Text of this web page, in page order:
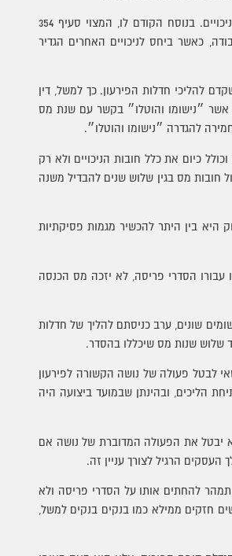
דוגמא בולטת למדיניות זו באה לידי ביטוי בסעיף 234(א)(2) לחוק החדש אשר דן במעמדם של חובות ניכויים. בנוסח הקודם לו, המצוי סעיף 354
כאשר ביחס לניכויים האחרים הגדיר
להליכי חדלות הפירעון. כך למשל, דין
אשר ״נישומו והוטלו״ בקשר עם שנת מס
להגדרה ״נישומו והוטלו״.
כיום את כלל חובות הניכויים ולא רק
חובות מס בגין שלוש שנים להבדיל משנה
היא בין היתר להכשיר מגמות פסיקתיות
עבורו הסדרי פריסה, לא יזכה מס הכנסה
שונים, ערב כניסתם להליך של חדלות
שלוש שנות מס שיכללו בהסדר.
המשפט רשאי לבטל פעולה של נושה הקשורה לפירעון
הליכים, ובהינתן שבמועד ביצועה היה
יבטל את הפעולה המדוברת של נושה אם
הרגיל לצורך עניין זה.
להחתים אותו על הסדרי פריסה ולא
חזקים ממילא כמו בנקים בנקים למשל,